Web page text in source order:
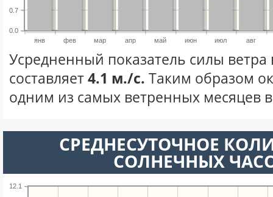
янв фев мар апр май июн июл авг
0.0
0.7
Усредненный показатель силы ветра
составляет4.1 м./с. Таким образом
одним из самых ветренных месяцев в
СРЕДНЕСУТОЧНОЕ
СОЛНЕЧНЫХ
12.1